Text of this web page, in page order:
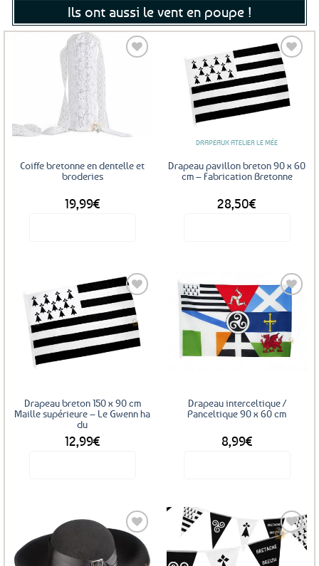
Ils ont aussi le vent en poupe !
Coiffe bretonne en dentelle et
broderies
19,99€
Ajouter
aux
favoris
DRAPEAUX ATELIER LE MÉE
Drapeau pavillon breton 90 x 60
cm – Fabrication Bretonne
28,50€
Ajouter
aux
favoris
Drapeau breton 150 x 90 cm
Maille supérieure – Le Gwenn ha
du
12,99€
Ajouter
aux
favoris
Drapeau interceltique /
Panceltique 90 x 60 cm
8,99€